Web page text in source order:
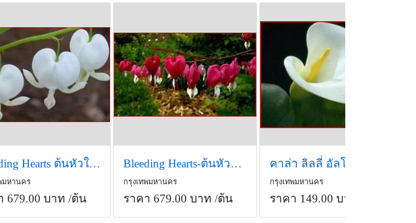
Bleeding Hearts ต้นหัวใจสีขาว
มหานคร
679.00 บาท /ต้น
Bleeding Hearts-ต้นหัวใจสีแดง
กรุงเทพมหานคร
ราคา 679.00 บาท /ต้น
คาล่า ลิลลี่ อัลโบ มาคูล่า
กรุงเทพมหานคร
ราคา 149.00 บาท